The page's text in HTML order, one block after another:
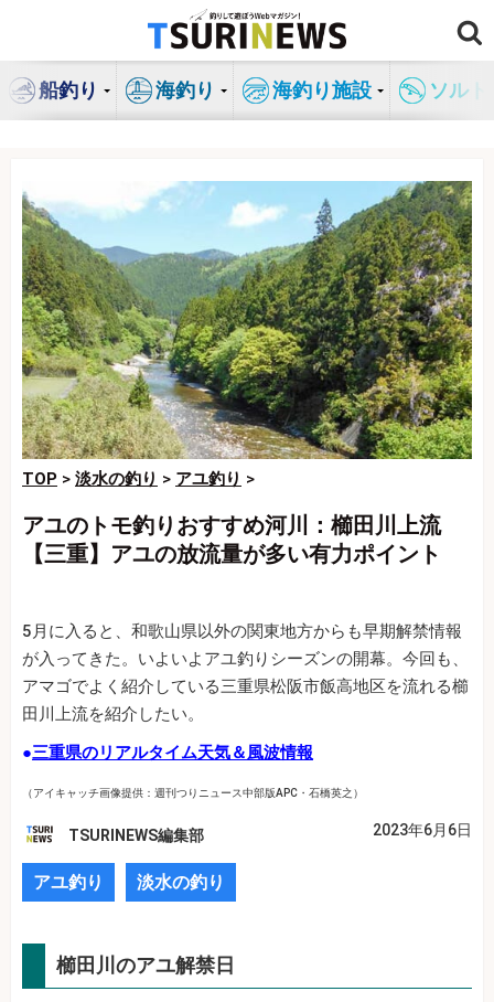
ン
船釣り 海釣り 海釣り施設 ソル
TOP > 淡水の釣り > アユ釣り >
アユのトモ釣りおすすめ河川：櫛田川上流
【三重】アユの放流量が多い有力ポイント
5月に入ると、和歌山県以外の関東地方からも早期解禁情報
が入ってきた。いよいよアユ釣りシーズンの開幕。今回も、
アマゴでよく紹介している三重県松阪市飯高地区を流れる櫛
田川上流を紹介したい。
●三重県のリアルタイム天気＆風波情報
（アイキャッチ画像提供：週刊つりニュース中部版APC・石橋英之）
TSURINEWS編集部 2023年6月6日
アユ釣り 淡水の釣り
櫛田川のアユ解禁日